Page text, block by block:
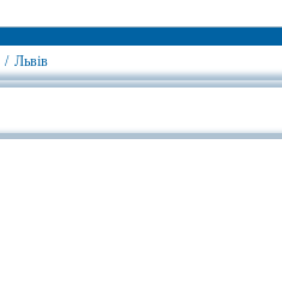
/ Львів